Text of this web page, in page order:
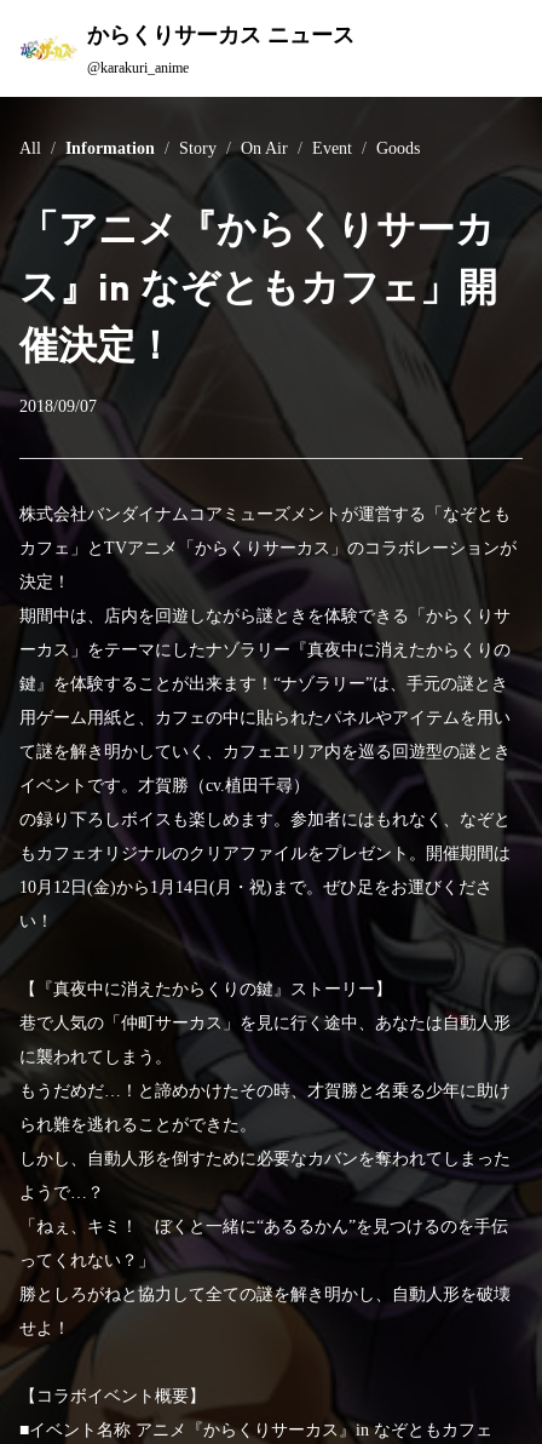
からくりサーカス ニュース
@karakuri_anime
All Information Story On Air Event Goods
「アニメ『からくりサーカ
ス』in なぞともカフェ」開
催決定！
2018/09/07
株式会社バンダイナムコアミューズメントが運営する「なぞとも
カフェ」とTVアニメ「からくりサーカス」のコラボレーションが
決定！
期間中は、店内を回遊しながら謎ときを体験できる「からくりサ
ーカス」をテーマにしたナゾラリー『真夜中に消えたからくりの
鍵』を体験することが出来ます！“ナゾラリー”は、手元の謎とき
用ゲーム用紙と、カフェの中に貼られたパネルやアイテムを用い
て謎を解き明かしていく、カフェエリア内を巡る回遊型の謎とき
イベントです。才賀勝（cv.植田千尋）
の録り下ろしボイスも楽しめます。参加者にはもれなく、なぞと
もカフェオリジナルのクリアファイルをプレゼント。開催期間は
10月12日(金)から1月14日(月・祝)まで。ぜひ足をお運びくださ
い！
【『真夜中に消えたからくりの鍵』ストーリー】
巷で人気の「仲町サーカス」を見に行く途中、あなたは自動人形
に襲われてしまう。
もうだめだ…！と諦めかけたその時、才賀勝と名乗る少年に助け
られ難を逃れることができた。
しかし、自動人形を倒すために必要なカバンを奪われてしまった
ようで…？
「ねぇ、キミ！ ぼくと一緒に“あるるかん”を見つけるのを手伝
ってくれない？」
勝としろがねと協力して全ての謎を解き明かし、自動人形を破壊
せよ！
【コラボイベント概要】
■イベント名称 アニメ『からくりサーカス』in なぞともカフェ